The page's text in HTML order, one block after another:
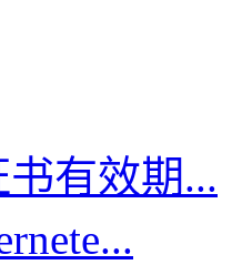
有效期...